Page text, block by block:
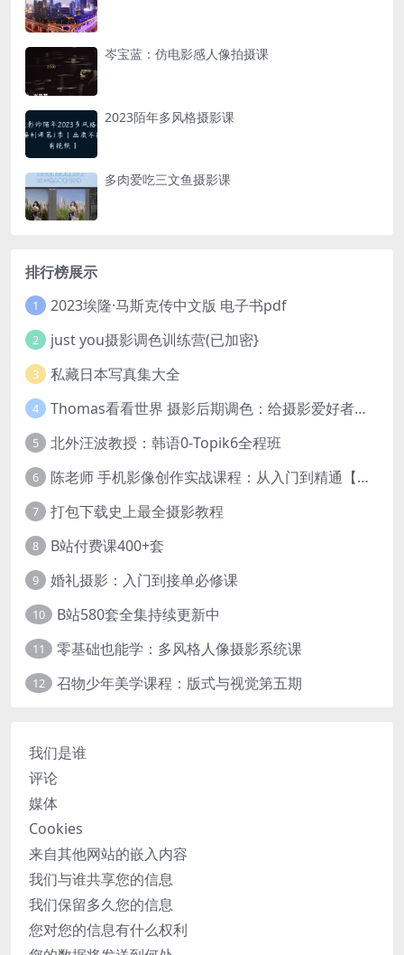
岑宝蓝：仿电影感人像拍摄课
2023陌年多风格摄影课
多肉爱吃三文鱼摄影课
排行榜展示
1 2023埃隆·马斯克传中文版 电子书pdf
2 just you摄影调色训练营(已加密}
3 私藏日本写真集大全
4 Thomas看看世界 摄影后期调色：给摄影爱好者的色彩课 网盘下载
5 北外汪波教授：韩语0-Topik6全程班
6 陈老师 手机影像创作实战课程：从入门到精通【完结】
7 打包下载史上最全摄影教程
8 B站付费课400+套
9 婚礼摄影：入门到接单必修课
10 B站580套全集持续更新中
11 零基础也能学：多风格人像摄影系统课
12 召物少年美学课程：版式与视觉第五期
我们是谁
评论
媒体
Cookies
来自其他网站的嵌入内容
我们与谁共享您的信息
我们保留多久您的信息
您对您的信息有什么权利